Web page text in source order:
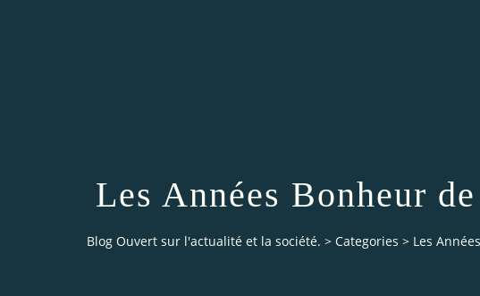
Les Années Bonheur
Blog Ouvert sur l'actualité et la société. > Categories > Les